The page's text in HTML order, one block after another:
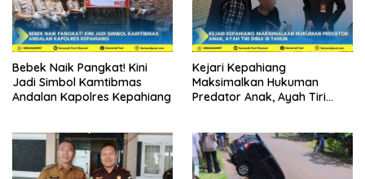
Bebek Naik Pangkat! Kini
Jadi Simbol Kamtibmas
Andalan Kapolres Kepahiang
Kejari Kepahiang
Maksimalkan Hukuman
Predator Anak, Ayah Tiri